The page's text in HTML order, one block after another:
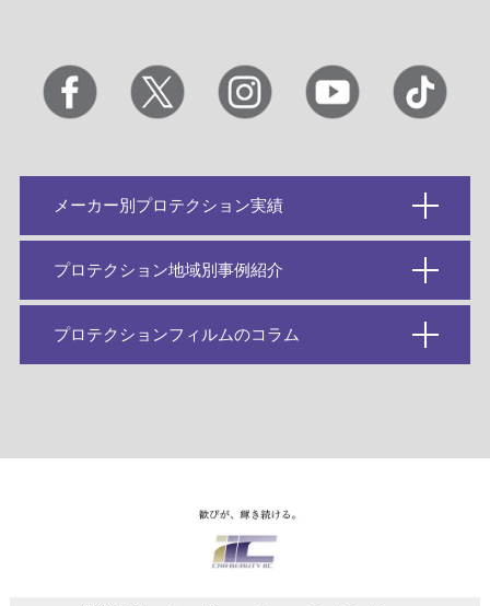
メーカー別プロテクション実績
プロテクション地域別事例紹介
プロテクションフィルムのコラム